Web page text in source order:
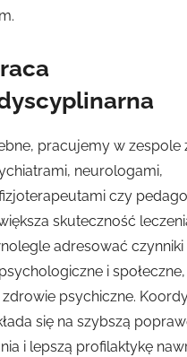
pracujemy w zespole
neurologami,
czy
skuteczność
adresować czynniki
i
psychiczne.
się na szybszą
i lepszą profilaktykę